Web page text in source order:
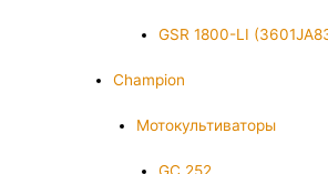
GSR 1800-LI
Champion
Мотокультиваторы